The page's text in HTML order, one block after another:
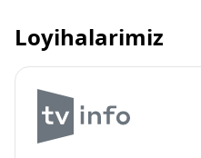
Loyihalarimiz